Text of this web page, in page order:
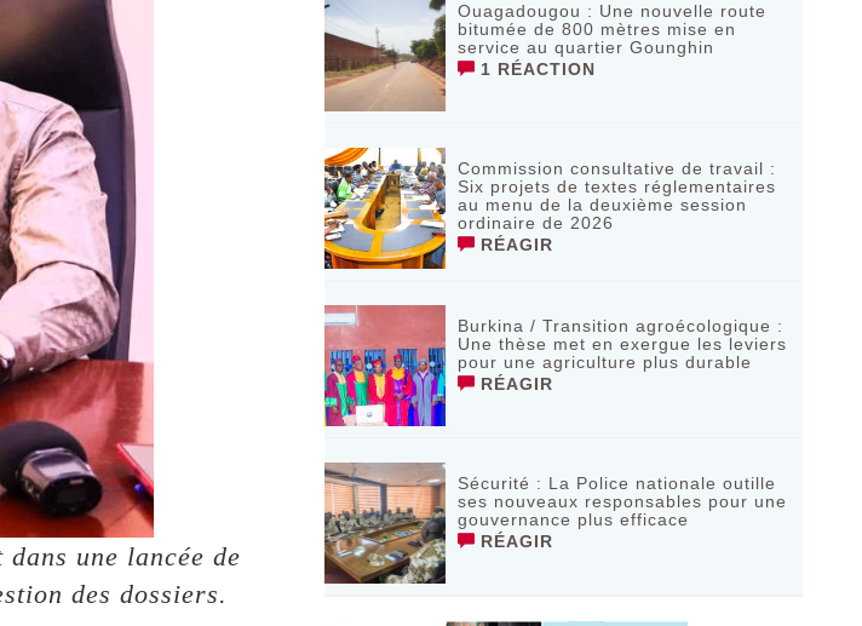
une lancée de
des dossiers.
Ouagadougou : Une nouvelle route
bitumée de 800 mètres mise en
service au quartier Gounghin
1 RÉACTION
Commission consultative de travail :
Six projets de textes réglementaires
au menu de la deuxième session
ordinaire de 2026
RÉAGIR
Burkina / Transition agroécologique :
Une thèse met en exergue les leviers
pour une agriculture plus durable
RÉAGIR
Sécurité : La Police nationale outille
ses nouveaux responsables pour une
gouvernance plus efficace
RÉAGIR